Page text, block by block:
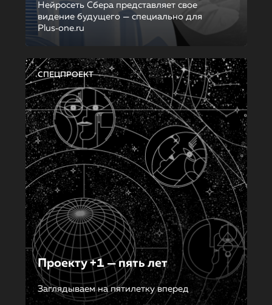
Нейросеть Сбера представляет свое
видение будущего — специально для
Plus‑one.ru
СПЕЦПРОЕКТ
Проекту +1 — пять лет
Заглядываем на пятилетку вперед